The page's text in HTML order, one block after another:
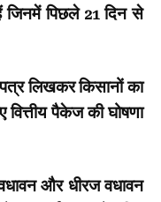
जिनमें पिछले 21 दिन से
लिखकर किसानों का
पैकेज की घोषणा
और धीरज वधावन